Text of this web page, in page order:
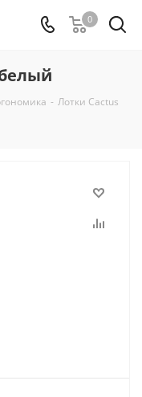
0
белый
- Лотки Cactus